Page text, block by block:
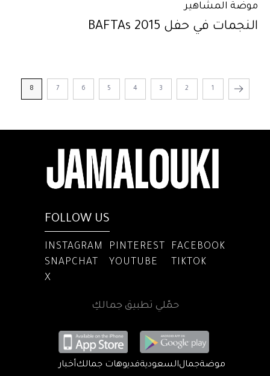
موضة المشاهير
النجمات في حفل BAFTAs 2015
1
2
3
4
5
6
7
8
FOLLOW US
INSTAGRAM PINTEREST
FACEBOOK
SNAPCHAT
YOUTUBE
TIKTOK
X
حمّلي تطبيق جمالكِ
موضةجمالالسعوديةفديوهات جمالكأخبار